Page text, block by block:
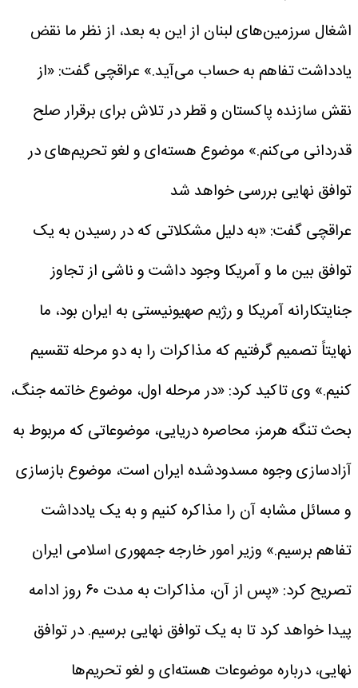
اشغال سرزمین‌های لبنان از این به بعد، از نظر ما نقض
یادداشت تفاهم به حساب می‌آید.» عراقچی گفت: «از
نقش سازنده پاکستان و قطر در تلاش برای برقرار صلح
قدردانی می‌کنم.» موضوع هسته‌ای و لغو تحریم‌های در
توافق نهایی بررسی خواهد شد
عراقچی گفت: «به دلیل مشکلاتی که در رسیدن به یک
توافق بین ما و آمریکا وجود داشت و ناشی از تجاوز
جنایتکارانه آمریکا و رژیم صهیونیستی به ایران بود، ما
نهایتاً تصمیم گرفتیم که مذاکرات را به دو مرحله تقسیم
کنیم.» وی تاکید کرد: «در مرحله اول، موضوع خاتمه جنگ،
بحث تنگه هرمز، محاصره دریایی، موضوعاتی که مربوط به
آزادسازی وجوه مسدودشده ایران است، موضوع بازسازی
و مسائل مشابه آن را مذاکره کنیم و به یک یادداشت
تفاهم برسیم.» وزیر امور خارجه جمهوری اسلامی ایران
تصریح کرد: «پس از آن، مذاکرات به مدت ۶۰ روز ادامه
پیدا خواهد کرد تا به یک توافق نهایی برسیم. در توافق
نهایی، درباره موضوعات هسته‌ای و لغو تحریم‌ها